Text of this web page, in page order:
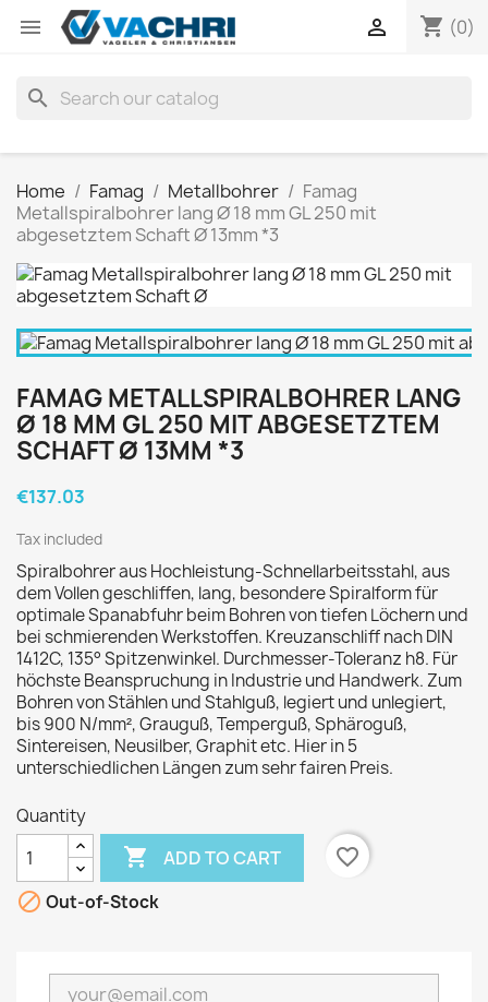
 shopping_cart (0)

search
Home Famag Metallbohrer
Famag
Metallspiralbohrer lang Ø 18 mm GL 250 mit
abgesetztem Schaft Ø 13mm *3
FAMAG METALLSPIRALBOHRER LANG
Ø 18 MM GL 250 MIT ABGESETZTEM
SCHAFT Ø 13MM *3
€137.03
Tax included
Spiralbohrer aus Hochleistung-Schnellarbeitsstahl, aus
dem Vollen geschliffen, lang, besondere Spiralform für
optimale Spanabfuhr beim Bohren von tiefen Löchern und
bei schmierenden Werkstoffen. Kreuzanschliff nach DIN
1412C, 135° Spitzenwinkel. Durchmesser-Toleranz h8. Für
höchste Beanspruchung in Industrie und Handwerk. Zum
Bohren von Stählen und Stahlguß, legiert und unlegiert,
bis 900 N/mm², Grauguß, Temperguß, Sphäroguß,
Sintereisen, Neusilber, Graphit etc. Hier in 5
unterschiedlichen Längen zum sehr fairen Preis.
Quantity
 ADD TO CART
favorite_border
 Out-of-Stock